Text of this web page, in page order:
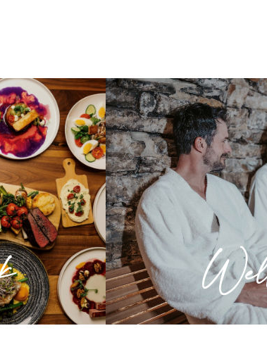
– das
Entspannung für
Sie sich in
» Mehr